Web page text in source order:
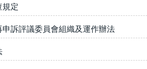
規定
訴評議委員會組織及運作辦法